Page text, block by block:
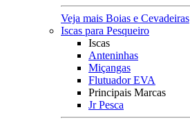
Veja mais Boias e Cevadeiras
Iscas para Pesqueiro
Iscas
Anteninhas
Miçangas
Flutuador EVA
Principais Marcas
Jr Pesca